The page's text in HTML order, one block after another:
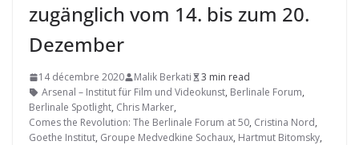
zugänglich vom 14. bis zum 20.
Dezember
14 décembre 2020 Malik Berkati
3 min read
Arsenal – Institut für Film und Videokunst, Berlinale Forum,
Berlinale Spotlight, Chris Marker,
Comes the Revolution: The Berlinale Forum at 50, Cristina Nord,
Goethe Institut, Groupe Medvedkine Sochaux, Hartmut Bitomsky,